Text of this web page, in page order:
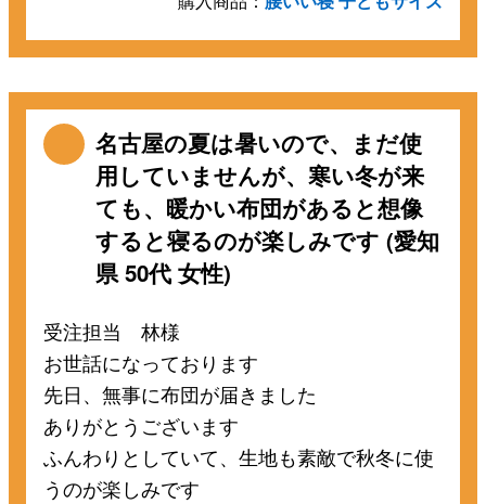
名古屋の夏は暑いので、まだ使
用していませんが、寒い冬が来
ても、暖かい布団があると想像
すると寝るのが楽しみです (愛知
県 50代 女性)
受注担当 林様
お世話になっております
先日、無事に布団が届きました
ありがとうございます
ふんわりとしていて、生地も素敵で秋冬に使
うのが楽しみです